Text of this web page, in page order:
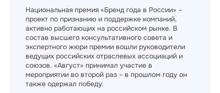
Национальная премия «Бренд года в России» –
проект по признанию и поддержке компаний,
активно работающих на российском рынке. В
состав высшего консультативного совета и
экспертного жюри премии вошли руководители
ведущих российских отраслевых ассоциаций и
союзов. «Август» принимал участие в
мероприятии во второй раз – в прошлом году он
также одержал победу.